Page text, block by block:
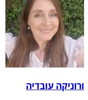
ורוניקה עובדיה